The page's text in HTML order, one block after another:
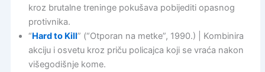
kroz brutalne treninge pokušava pobijediti opasnog
protivnika.
“Hard to Kill” (“Otporan na metke”, 1990.) | Kombinira
akciju i osvetu kroz priču policajca koji se vraća nakon
višegodišnje kome.